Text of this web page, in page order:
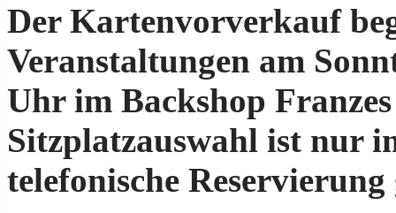
Der Kartenvorverkauf
Veranstaltungen am
Uhrim Backshop
Sitzplatzauswahl ist nur
telefonische